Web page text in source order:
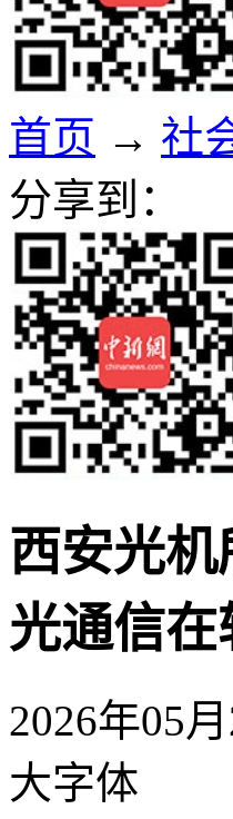
首页 → 社
分享到：
西安光
光通信
2026年05
大字体